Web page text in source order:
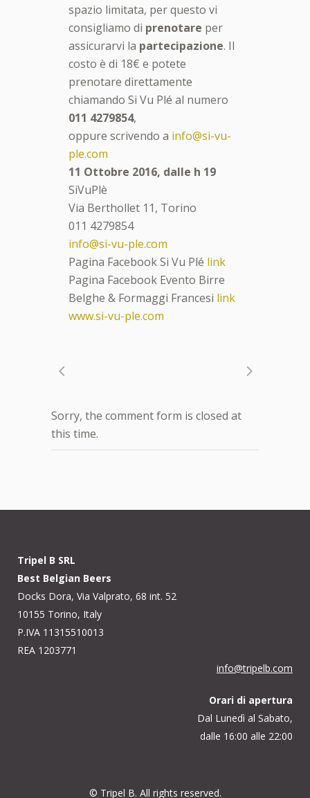
spazio limitata, per questo vi
consigliamo di prenotare per
assicurarvi la partecipazione. Il
costo è di 18€ e potete
prenotare direttamente
chiamando Si Vu Plé al numero
011 4279854,
oppure scrivendo a info@si-vu-
ple.com
11 Ottobre 2016, dalle h 19
SiVuPlè
Via Berthollet 11, Torino
011 4279854
info@si-vu-ple.com
Pagina Facebook Si Vu Plé link
Pagina Facebook Evento Birre
Belghe & Formaggi Francesi link
www.si-vu-ple.com
Sorry, the comment form is closed at
this time.
Tripel B SRL
Best Belgian Beers
Docks Dora, Via Valprato, 68 int. 52
10155 Torino, Italy
P.IVA 11315510013
REA 1203771
info@tripelb.com
Orari di apertura
Dal Lunedì al Sabato,
dalle 16:00 alle 22:00
© Tripel B. All rights reserved.